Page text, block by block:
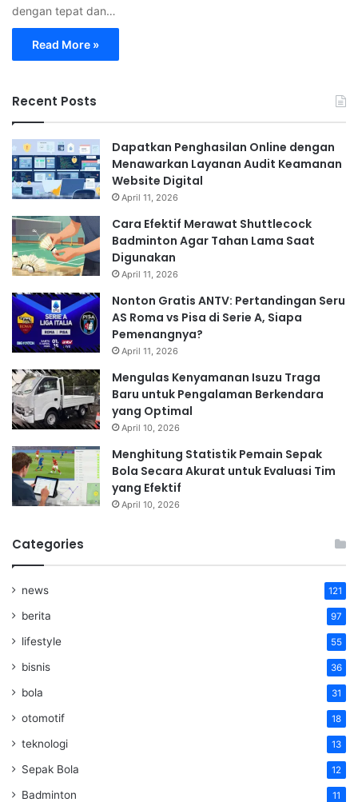
dengan tepat dan…
Read More »
Recent Posts
Dapatkan Penghasilan Online dengan
Menawarkan Layanan Audit Keamanan
Website Digital
April 11, 2026
Cara Efektif Merawat Shuttlecock
Badminton Agar Tahan Lama Saat
Digunakan
April 11, 2026
Nonton Gratis ANTV: Pertandingan Seru
AS Roma vs Pisa di Serie A, Siapa
Pemenangnya?
April 11, 2026
Mengulas Kenyamanan Isuzu Traga
Baru untuk Pengalaman Berkendara
yang Optimal
April 10, 2026
Menghitung Statistik Pemain Sepak
Bola Secara Akurat untuk Evaluasi Tim
yang Efektif
April 10, 2026
Categories
news 121
berita 97
lifestyle 55
bisnis 36
bola 31
otomotif 18
teknologi 13
Sepak Bola 12
Badminton 11